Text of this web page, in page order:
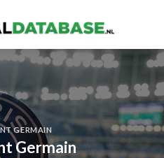
GERMAIN
Germain